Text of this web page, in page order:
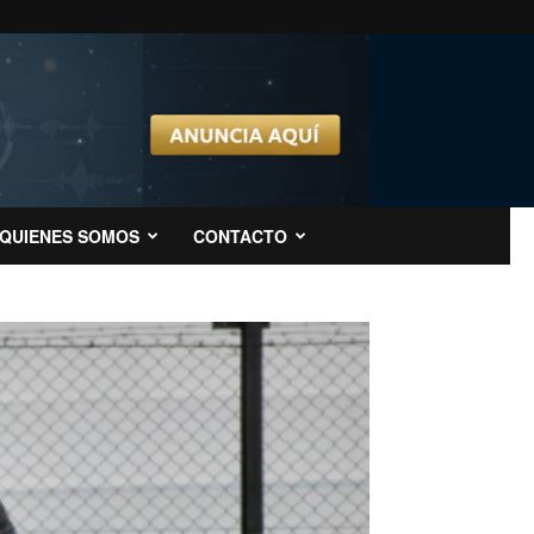
QUIENES SOMOS CONTACTO